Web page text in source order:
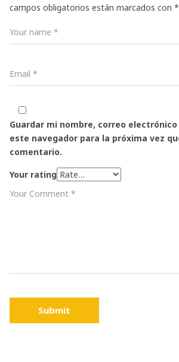
campos obligatorios están marcados con *
Guardar mi nombre, correo
este navegador para la próxima vez
comentario.
Your rating
Submit